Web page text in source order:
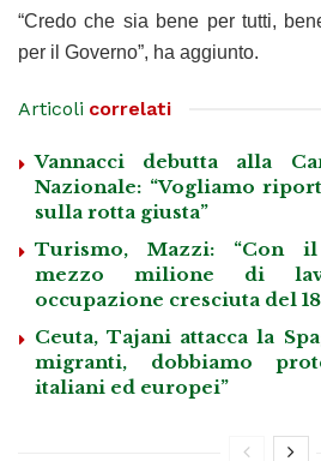
“Credo che sia bene per tutti,
per il Governo”, ha aggiunto.
Articoli correlati
Vannacci debutta alla
Nazionale: “Vogliamo
sulla rotta giusta”
Turismo, Mazzi: “Con
mezzo milione di
occupazione cresciuta del
Ceuta, Tajani attacca la
migranti, dobbiamo
italiani ed europei”